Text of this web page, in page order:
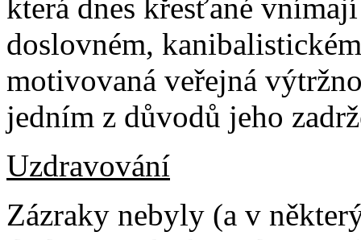
která dnes křesťané
doslovném,
motivovaná veřejná
jedním z důvodů jeho
Uzdravování
Zázraky nebyly (a v